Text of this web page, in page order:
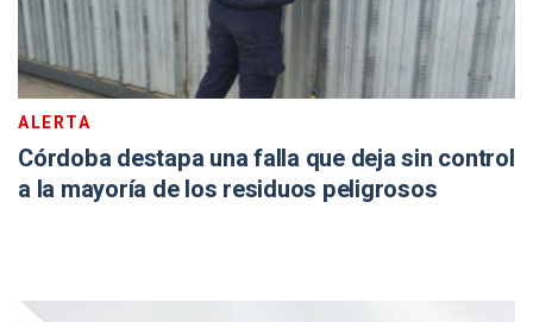
ALERTA
Córdoba destapa una falla que deja sin control
a la mayoría de los residuos peligrosos